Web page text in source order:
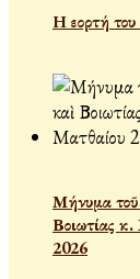
Η εορτή
Μήνυμα τοῦ
Βοιωτίας
2026